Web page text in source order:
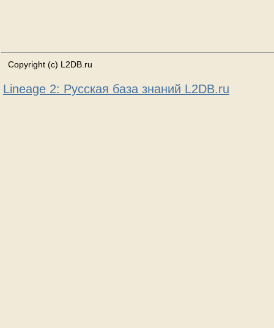
Copyright (c) L2DB.ru
Lineage 2: Русская база знаний L2DB.ru